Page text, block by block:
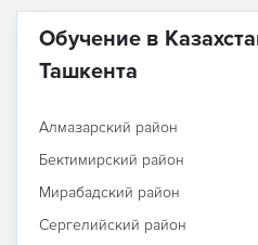
Обучение в
Ташкента
Алмазарский район
Бектимирский район
Мирабадский район
Сергелийский район